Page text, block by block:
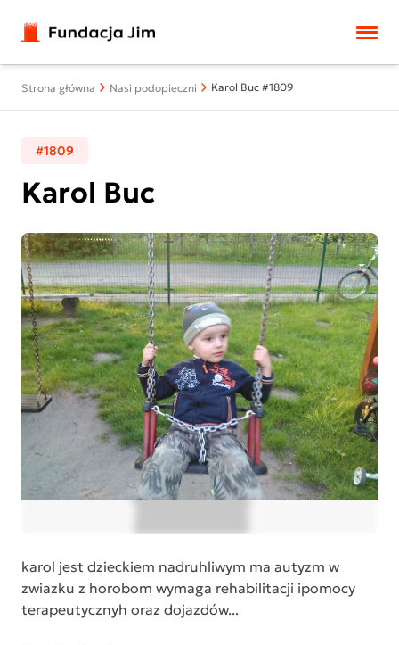
Strona główna Nasi podopieczni Karol Buc #1809
#1809
Karol Buc
karol jest dzieckiem nadruhliwym ma autyzm w
zwiazku z horobom wymaga rehabilitacji ipomocy
terapeutycznyh oraz dojazdów...